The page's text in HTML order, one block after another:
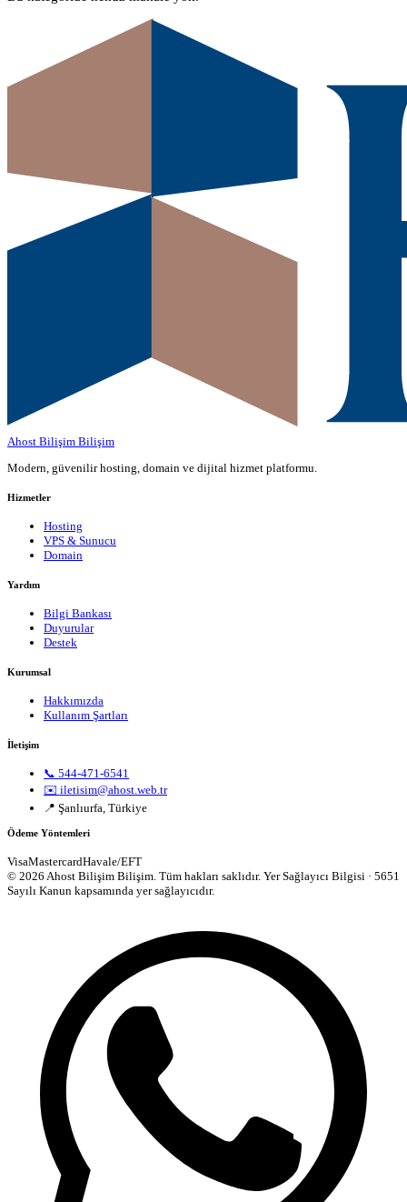
Ahost Bilişim Bilişim
Modern, güvenilir hosting, domain ve dijital hizmet platformu.
Hizmetler
Hosting
VPS & Sunucu
Domain
Yardım
Bilgi Bankası
Duyurular
Destek
Kurumsal
Hakkımızda
Kullanım Şartları
İletişim
📞 544-471-6541
✉️ iletisim@ahost.web.tr
📍 Şanlıurfa, Türkiye
Ödeme Yöntemleri
VisaMastercardHavale/EFT
© 2026 Ahost Bilişim Bilişim. Tüm hakları saklıdır. Yer Sağlayıcı Bilgisi · 5651
Sayılı Kanun kapsamında yer sağlayıcıdır.